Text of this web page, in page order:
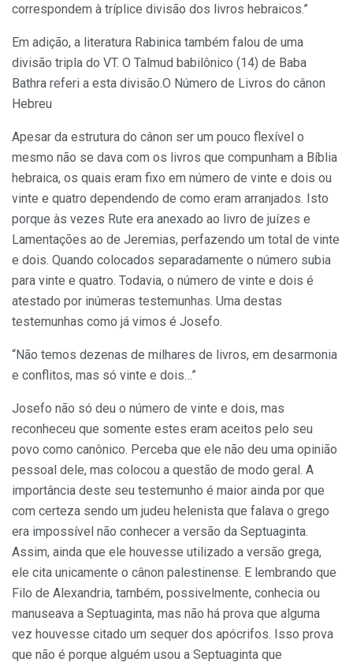
correspondem à tríplice divisão dos livros hebraicos.”
Em adição, a literatura Rabinica também falou de uma
divisão tripla do VT. O Talmud babilônico (14) de Baba
Bathra referi a esta divisão.O Número de Livros do cânon
Hebreu
Apesar da estrutura do cânon ser um pouco flexível o
mesmo não se dava com os livros que compunham a Bíblia
hebraica, os quais eram fixo em número de vinte e dois ou
vinte e quatro dependendo de como eram arranjados. Isto
porque às vezes Rute era anexado ao livro de juízes e
Lamentações ao de Jeremias, perfazendo um total de vinte
e dois. Quando colocados separadamente o número subia
para vinte e quatro. Todavia, o número de vinte e dois é
atestado por inúmeras testemunhas. Uma destas
testemunhas como já vimos é Josefo.
“Não temos dezenas de milhares de livros, em desarmonia
e conflitos, mas só vinte e dois…”
Josefo não só deu o número de vinte e dois, mas
reconheceu que somente estes eram aceitos pelo seu
povo como canônico. Perceba que ele não deu uma opinião
pessoal dele, mas colocou a questão de modo geral. A
importância deste seu testemunho é maior ainda por que
com certeza sendo um judeu helenista que falava o grego
era impossível não conhecer a versão da Septuaginta.
Assim, ainda que ele houvesse utilizado a versão grega,
ele cita unicamente o cânon palestinense. E lembrando que
Filo de Alexandria, também, possivelmente, conhecia ou
manuseava a Septuaginta, mas não há prova que alguma
vez houvesse citado um sequer dos apócrifos. Isso prova
que não é porque alguém usou a Septuaginta que